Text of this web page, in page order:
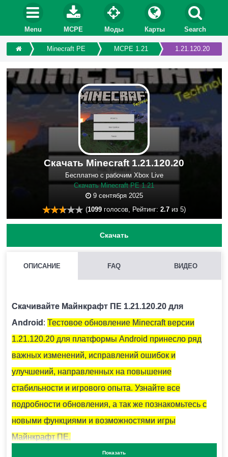
Menu MCPE Моды Карты Search
Minecraft PE MCPE 1.21 1.21.120.20
Скачать Minecraft 1.21.120.20
Бесплатно с рабочим Xbox Live
Скачать Minecraft PE 1.21
9 сентября 2025
(1099 голосов, Рейтинг: 2.7 из 5)
Скачать
ОПИСАНИЕ FAQ ВИДЕО
Скачивайте Майнкрафт ПЕ 1.21.120.20 для
Android : Тестовое обновление Minecraft версии
1.21.120.20 для платформы Android принесло ряд
важных изменений, исправлений ошибок и
улучшений, направленных на повышение
стабильности и игрового опыта. Узнайте все
подробности обновления, а так же познакомьтесь с
новыми функциями и возможностями игры
Майнкрафт ПЕ.
Показать
ДЛЯ ЧЕГО НЕОБХОДИМЫ КРИСТАЛЛЫ АМЕТИСТА?
Они используются для крафта подзорной трубы и
тонированного стекла.
КАК ПОКРАСИТЬ СВЕЧИ В MINECRAFT PE?
Для этого необходимо использовать 1 из 16